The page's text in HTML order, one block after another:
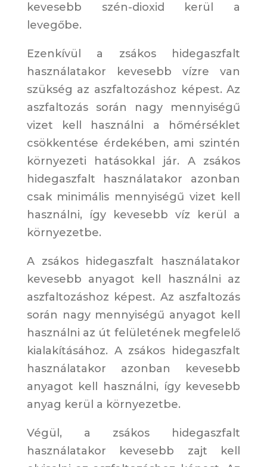
kevesebb szén-dioxid kerül a
levegőbe.
Ezenkívül a zsákos hidegaszfalt
használatakor kevesebb vízre van
szükség az aszfaltozáshoz képest. Az
aszfaltozás során nagy mennyiségű
vizet kell használni a hőmérséklet
csökkentése érdekében, ami szintén
környezeti hatásokkal jár. A zsákos
hidegaszfalt használatakor azonban
csak minimális mennyiségű vizet kell
használni, így kevesebb víz kerül a
környezetbe.
A zsákos hidegaszfalt használatakor
kevesebb anyagot kell használni az
aszfaltozáshoz képest. Az aszfaltozás
során nagy mennyiségű anyagot kell
használni az út felületének megfelelő
kialakításához. A zsákos hidegaszfalt
használatakor azonban kevesebb
anyagot kell használni, így kevesebb
anyag kerül a környezetbe.
Végül, a zsákos hidegaszfalt
használatakor kevesebb zajt kell